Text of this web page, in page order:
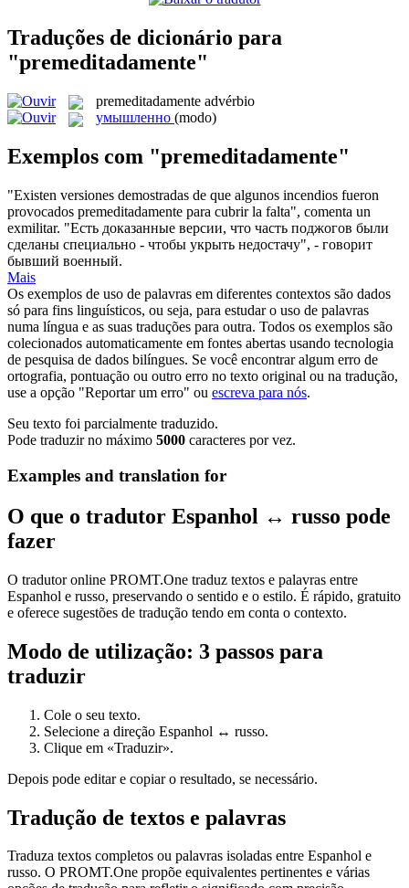
Traduções de dicionário para
"premeditadamente"
premeditadamente advérbio
умышленно (modo)
Exemplos com "premeditadamente"
"Existen versiones demostradas de que algunos incendios fueron
provocados premeditadamente para cubrir la falta", comenta un
exmilitar. "Есть доказанные версии, что часть поджогов были
сделаны специально - чтобы укрыть недостачу", - говорит
бывший военный.
Mais
Os exemplos de uso de palavras em diferentes contextos são dados
só para fins linguísticos, ou seja, para estudar o uso de palavras
numa língua e as suas traduções para outra. Todos os exemplos são
colecionados automaticamente em fontes abertas usando tecnologia
de pesquisa de dados bilíngues. Se você encontrar algum erro de
ortografia, pontuação ou outro erro no texto original ou na tradução,
use a opção "Reportar um erro" ou escreva para nós.
Seu texto foi parcialmente traduzido.
Pode traduzir no máximo 5000 caracteres por vez.
Examples and translation for
O que o tradutor Espanhol ↔ russo pode
fazer
O tradutor online PROMT.One traduz textos e palavras entre
Espanhol e russo, preservando o sentido e o estilo. É rápido, gratuito
e oferece sugestões de tradução tendo em conta o contexto.
Modo de utilização: 3 passos para
traduzir
Cole o seu texto.
Selecione a direção Espanhol ↔ russo.
Clique em «Traduzir».
Depois pode editar e copiar o resultado, se necessário.
Tradução de textos e palavras
Traduza textos completos ou palavras isoladas entre Espanhol e
russo. O PROMT.One propõe equivalentes pertinentes e várias